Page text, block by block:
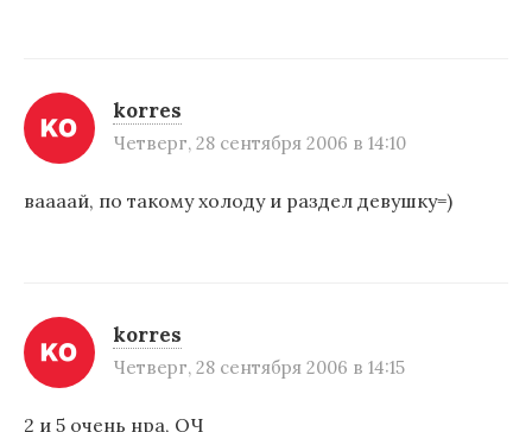
korres
Четверг, 28 сентября 2006 в 14:10
ваааай, по такому холоду и раздел девушку=)
korres
Четверг, 28 сентября 2006 в 14:15
2 и 5 очень нра, ОЧ